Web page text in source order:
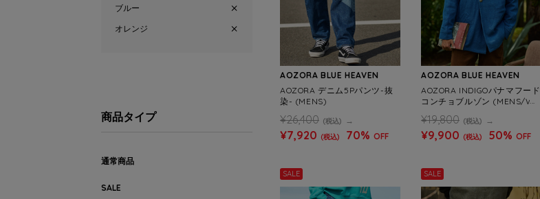
AOZORA BLUE HEAVEN
AOZORA デニム5Pパンツ-抜
染- (MENS)
¥26,400 (税込)
¥7,920 (税込) 70% OFF
AOZORA BLUE HEAVEN
AOZORA INDIGOパナマフード
コンチョブルゾン (MENS/WO
¥19,800 (税込)
¥9,900 (税込) 50% OFF
SALE SALE
ブルー
オレンジ
商品タイプ
通常商品
SALE